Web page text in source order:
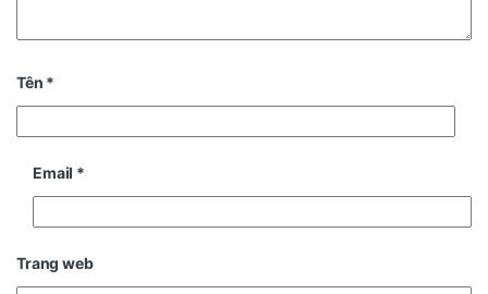
Tên *
Email *
Trang web